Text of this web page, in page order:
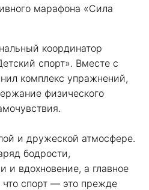
марафона «Сила
координатор
спорт». Вместе с
комплекс упражнений,
физического
и дружеской атмосфере.
бодрости,
и вдохновение, а главное
спорт — это прежде